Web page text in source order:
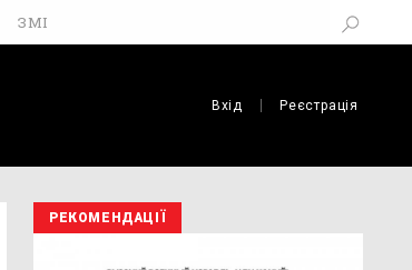
ЗМІ
Вхід Реєстрація
РЕКОМЕНДАЦІЇ